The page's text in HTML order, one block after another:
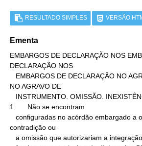
RESULTADO SIMPLES VERSÃO
Ementa
EMBARGOS DE DECLARAÇÃO NOS
DECLARAÇÃO NOS
NO AGRAVO DE
1.      Não se encontram
contradição ou